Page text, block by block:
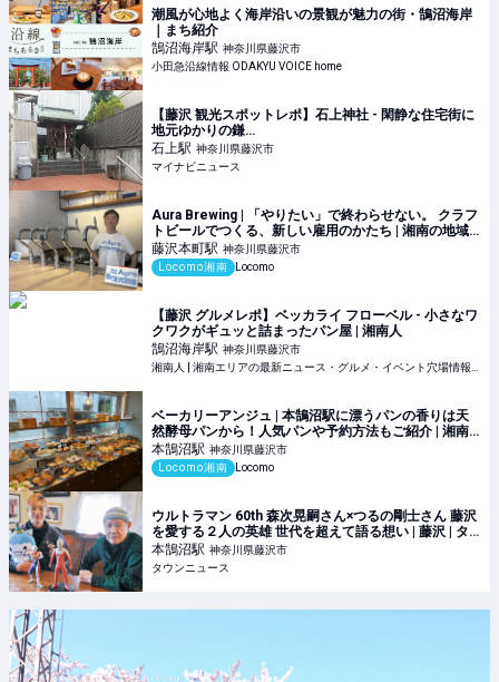
潮風が心地よく海岸沿いの景観が魅力の街・鵠沼海岸
｜まち紹介
鵠沼海岸駅 神奈川県藤沢市
小田急沿線情報 ODAKYU VOICE home
【藤沢 観光スポットレポ】石上神社 - 閑静な住宅街に
地元ゆかりの鎌…
石上駅 神奈川県藤沢市
マイナビニュース
Aura Brewing | 「やりたい」で終わらせない。 クラフ
トビールでつくる、新しい雇用のかたち | 湘南の地域
メディア Locomo
藤沢本町駅 神奈川県藤沢市
Locomo湘南
Locomo
【藤沢 グルメレポ】ベッカライ フローベル - 小さなワ
クワクがギュッと詰まったパン屋 | 湘南人
鵠沼海岸駅 神奈川県藤沢市
ベーカリーアンジュ | 本鵠沼駅に漂うパンの香りは天
然酵母パンから！人気パンや予約方法もご紹介 | 湘南
の地域メディア Locomo
本鵠沼駅 神奈川県藤沢市
Locomo湘南
Locomo
ウルトラマン 60th 森次晃嗣さん×つるの剛士さん 藤沢
を愛する２人の英雄 世代を超えて語る想い | 藤沢 | タ
ウンニュース
本鵠沼駅 神奈川県藤沢市
タウンニュース